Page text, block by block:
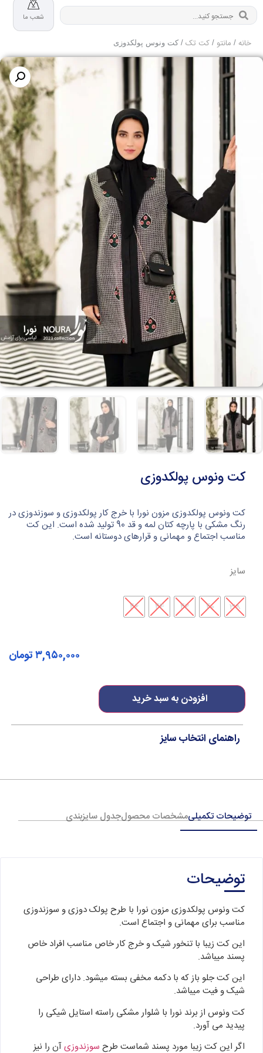
شعب ما
خانه / مانتو / کت تک / کت ونوس پولکدوزی
کت ونوس پولکدوزی
کت ونوس پولکدوزی مزون نورا با خرج کار پولکدوزی و سوزندوزی در
رنگ مشکی با پارچه کتان لمه و قد 90 تولید شده است. این کت
مناسب اجتماع و مهمانی و قرارهای دوستانه است.
سایز
38
40
42
44
46
افزودن به سبد خرید
۳,۹۵۰,۰۰۰تومان
راهنمای انتخاب سایز
توضیحات تکمیلیمشخصات محصولجدول سایزبندی
توضیحات
کت ونوس پولکدوزی مزون نورا با طرح پولک دوزی و سوزندوزی
مناسب برای مهمانی و اجتماع است.
این کت زیبا با تنخور شیک و خرج کار خاص مناسب افراد خاص
پسند میباشد.
این کت جلو باز که با دکمه مخفی بسته میشود. دارای طراحی
شیک و فیت میباشد.
کت ونوس از برند نورا با شلوار مشکی راسته استایل شیکی را
پیدید می آورد.
اگر این کت زیبا مورد پسند شماست طرح سوزندوزیآن را نیز